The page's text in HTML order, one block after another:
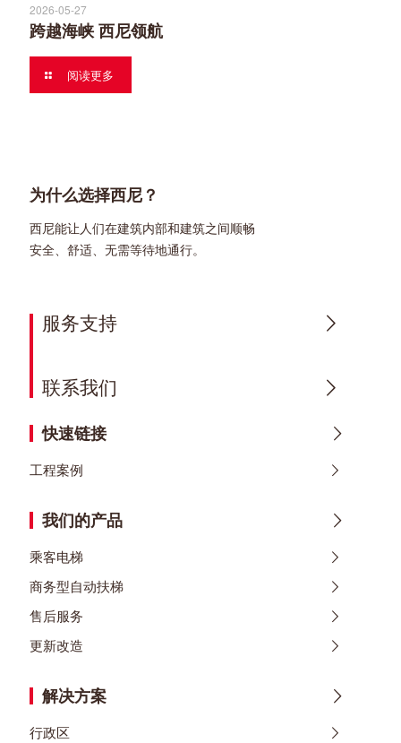
2026-05-27
跨越海峡 西尼领航
阅读更多
为什么选择西尼？
西尼能让人们在建筑内部和建筑之间顺畅
安全、舒适、无需等待地通行。
服务支持
联系我们
快速链接
工程案例
我们的产品
乘客电梯
商务型自动扶梯
售后服务
更新改造
解决方案
行政区